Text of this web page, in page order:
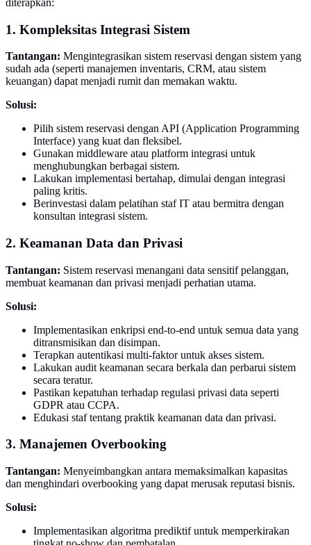
1. Kompleksitas Integrasi Sistem
Tantangan: Mengintegrasikan sistem reservasi dengan sistem yang
sudah ada (seperti manajemen inventaris, CRM, atau sistem
keuangan) dapat menjadi rumit dan memakan waktu.
Solusi:
Pilih sistem reservasi dengan API (Application Programming
Interface) yang kuat dan fleksibel.
Gunakan middleware atau platform integrasi untuk
menghubungkan berbagai sistem.
Lakukan implementasi bertahap, dimulai dengan integrasi
paling kritis.
Berinvestasi dalam pelatihan staf IT atau bermitra dengan
konsultan integrasi sistem.
2. Keamanan Data dan Privasi
Tantangan: Sistem reservasi menangani data sensitif pelanggan,
membuat keamanan dan privasi menjadi perhatian utama.
Solusi:
Implementasikan enkripsi end-to-end untuk semua data yang
ditransmisikan dan disimpan.
Terapkan autentikasi multi-faktor untuk akses sistem.
Lakukan audit keamanan secara berkala dan perbarui sistem
secara teratur.
Pastikan kepatuhan terhadap regulasi privasi data seperti
GDPR atau CCPA.
Edukasi staf tentang praktik keamanan data dan privasi.
3. Manajemen Overbooking
Tantangan: Menyeimbangkan antara memaksimalkan kapasitas
dan menghindari overbooking yang dapat merusak reputasi bisnis.
Solusi:
Implementasikan algoritma prediktif untuk memperkirakan